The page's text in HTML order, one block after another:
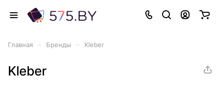
Главная Бренды Kleber
Kleber